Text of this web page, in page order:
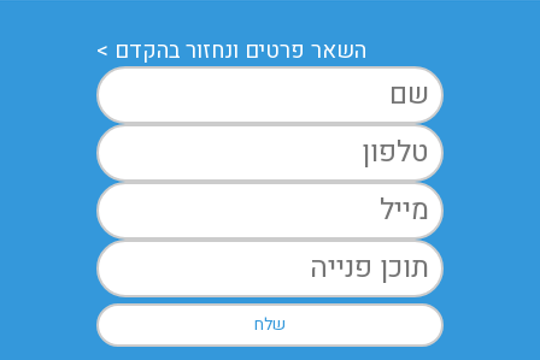
השאר פרטים ונחזור בהקדם >